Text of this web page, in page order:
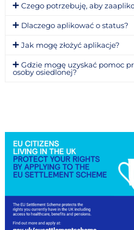
Czego potrzebuję, aby
Dlaczego aplikować o status?
Jak mogę złożyć aplikacje?
Gdzie mogę uzyskać pomoc
osoby osiedlonej?